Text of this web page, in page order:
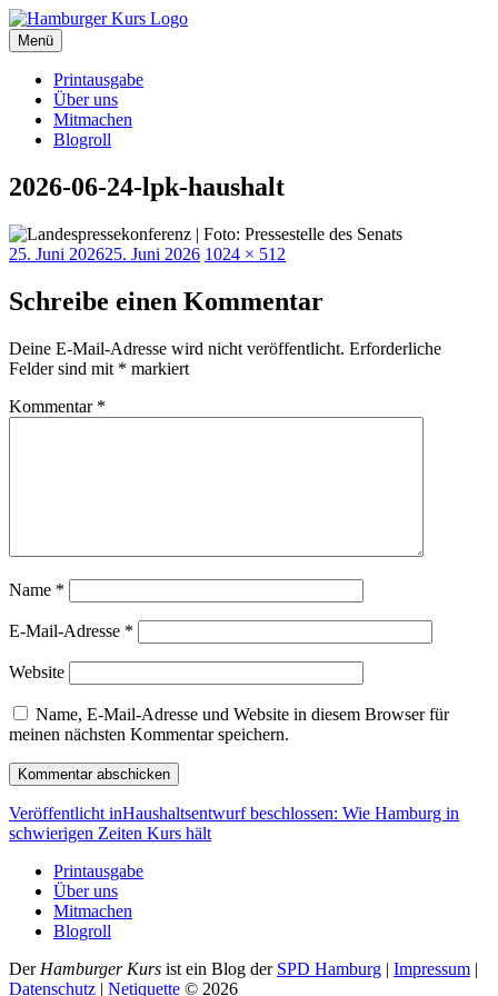
Zum
Inhalt
springen
Hamburger Kurs
SPD Hamburg Blog
Menü
Printausgabe
Über uns
Mitmachen
Blogroll
2026-06-24-lpk-haushalt
Veröffentlicht
25. Juni 202625. Juni 2026 Originalgröße
1024 × 512
Schreibe einen Kommentar
Deine E-Mail-Adresse wird nicht veröffentlicht. Erforderliche
Felder sind mit * markiert
Kommentar *
Name *
E-Mail-Adresse *
Website
Name, E-Mail-Adresse und Website in diesem Browser für
meinen nächsten Kommentar speichern.
Beitragsnavigation
Veröffentlicht inHaushaltsentwurf beschlossen: Wie Hamburg in
schwierigen Zeiten Kurs hält
Printausgabe
Über uns
Mitmachen
Blogroll
Der Hamburger Kurs ist ein Blog der SPD Hamburg | Impressum |
Datenschutz | Netiquette © 2026